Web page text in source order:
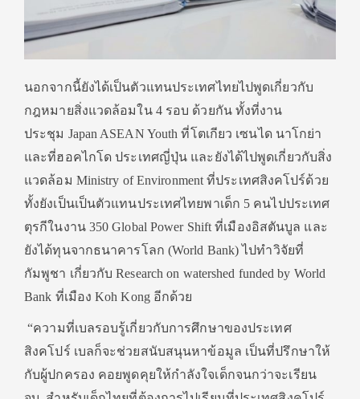
นอกจากนี้ยังได้เป็นตัวแทนประเทศไทยไปพูดเกี่ยวกับ
กฎหมายสิ่งแวดล้อมใน 4 รอบ ด้วยกัน ทั้งที่งาน
ประชุม Japan ASEAN Youth ที่โตเกียว เซนได นาโกย่า
และที่ฮอคไกโด ประเทศญี่ปุ่น และยังได้ไปพูดเกี่ยวกับสิ่ง
แวดล้อม Ministry of Environment ที่ประเทศสิงคโปร์ด้วย
ทั้งยังเป็นเป็นตัวแทนประเทศไทยพาเด็ก 5 คนไปประเทศ
ตุรกีในงาน 350 Global Power Shift ที่เมืองอิสตันบูล และ
ยังได้ทุนจากธนาคารโลก (World Bank) ไปทำวิจัยที่
กัมพูชา เกี่ยวกับ Research on watershed funded by World
Bank ที่เมือง Koh Kong อีกด้วย
“ความที่เบลรอบรู้เกี่ยวกับการศึกษาของประเทศ
สิงคโปร์ เบลก็จะช่วยสนับสนุนหาข้อมูล เป็นที่ปรึกษาให้
กับผู้ปกครอง คอยพูดคุยให้กำลังใจเด็กจนกว่าจะเรียน